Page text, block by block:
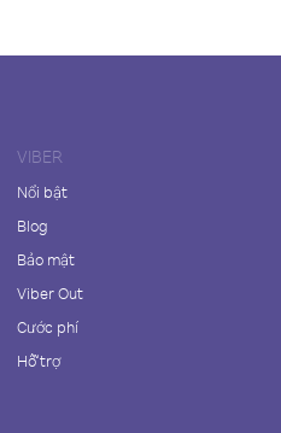
VIBER
Nổi bật
Blog
Bảo mật
Viber Out
Cước phí
Hỗ trợ